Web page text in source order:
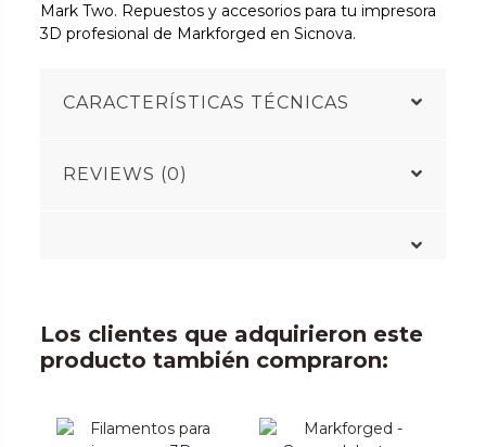
Mark Two. Repuestos y accesorios para tu impresora
3D profesional de Markforged en Sicnova.
CARACTERÍSTICAS TÉCNICAS
REVIEWS (0)
Los clientes que adquirieron este
producto también compraron: